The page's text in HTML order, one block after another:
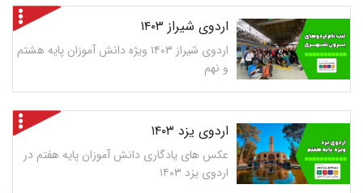
اردوی شیراز ۱۴۰۳
اردوی شیراز ۱۴۰۳ ویژه دانش آموزان پایه هشتم
و نهم
اردوی یزد ۱۴۰۳
عکس های یادگاری دانش آموزان پایه هفتم در
اردوی یزد ۱۴۰۳